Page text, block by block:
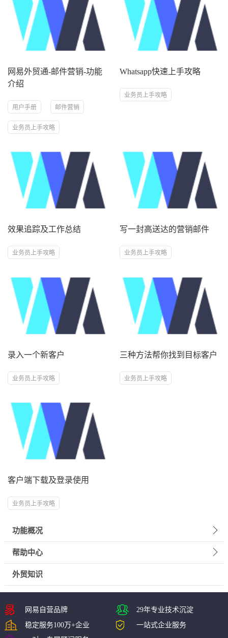
功能概况
帮助中心
外贸知识
网易外贸通-邮件营销-功能
介绍
用户手册 邮件营销
业务员上手攻略
Whatsapp快速上手攻略
业务员上手攻略
效果追踪及工作总结
业务员上手攻略
写一封高送达的营销邮件
业务员上手攻略
录入一个新客户
业务员上手攻略
三种方法帮你找到目标客户
业务员上手攻略
客户端下载及登录使用
业务员上手攻略
网易自营品牌
29年专业技术沉淀
稳定服务100万+企业
一站式企业服务